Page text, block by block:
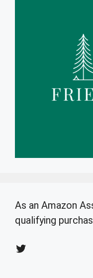
As an Amazon
qualifying
Twitter